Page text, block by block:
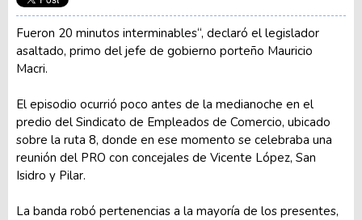
Fueron 20 minutos interminables“, declaró el legislador
asaltado, primo del jefe de gobierno porteño Mauricio
Macri.
El episodio ocurrió poco antes de la medianoche en el
predio del Sindicato de Empleados de Comercio, ubicado
sobre la ruta 8, donde en ese momento se celebraba una
reunión del PRO con concejales de Vicente López, San
Isidro y Pilar.
La banda robó pertenencias a la mayoría de los presentes,